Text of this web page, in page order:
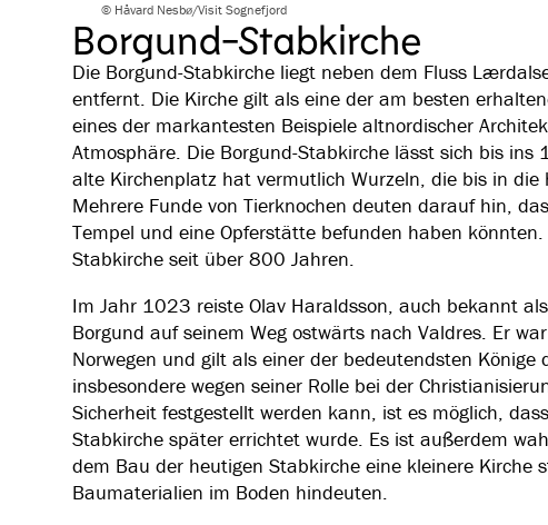
© Håvard Nesbø/Visit Sognefjord
Borgund-Stabkirche
Die Borgund-Stabkirche liegt neben dem Fluss
entfernt. Die Kirche gilt als eine der am besten
eines der markantesten Beispiele altnordischer
Atmosphäre. Die Borgund-Stabkirche lässt sich bis
alte Kirchenplatz hat vermutlich Wurzeln, die bis in die
Mehrere Funde von Tierknochen deuten darauf hin,
Tempel und eine Opferstätte befunden haben
Stabkirche seit über 800 Jahren.
Im Jahr 1023 reiste Olav Haraldsson, auch bekannt
Borgund auf seinem Weg ostwärts nach Valdres. Er
Norwegen und gilt als einer der bedeutendsten Könige
insbesondere wegen seiner Rolle bei der
Sicherheit festgestellt werden kann, ist es möglich,
Stabkirche später errichtet wurde. Es ist außerdem
dem Bau der heutigen Stabkirche eine kleinere Kirche
Baumaterialien im Boden hindeuten.